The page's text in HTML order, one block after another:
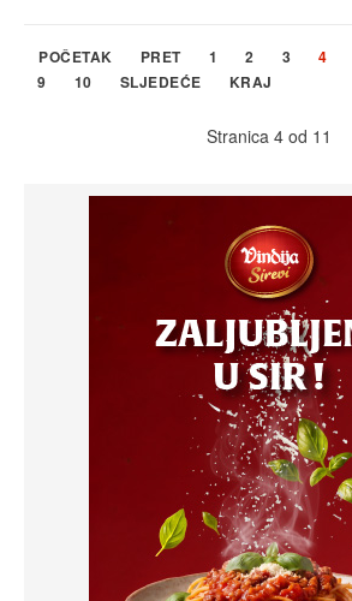
POČETAK PRET 1 2 3 4
9
10 SLJEDEĆE KRAJ
Stranica 4 od 11